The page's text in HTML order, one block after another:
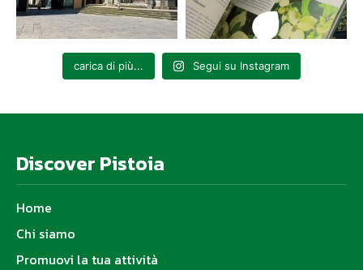
carica di più... Segui su Instagram
Discover Pistoia
Home
Chi siamo
Promuovi la tua attività